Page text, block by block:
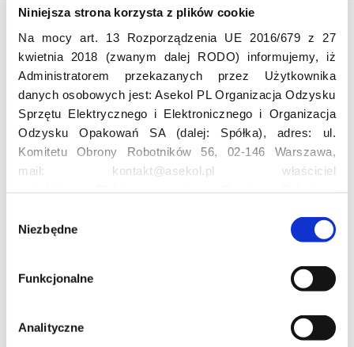
Niniejsza strona korzysta z plików cookie
Na mocy art. 13 Rozporządzenia UE 2016/679 z 27
kwietnia 2018 (zwanym dalej RODO) informujemy, iż
Administratorem przekazanych przez Użytkownika
danych osobowych jest: Asekol PL Organizacja Odzysku
Sprzętu Elektrycznego i Elektronicznego i Organizacja
Odzysku Opakowań SA (dalej: Spółka), adres: ul.
Komitetu Obrony Robotników 56, 02-146 Warszawa,
mail: kontakt@asekol.pl właściciel
Asekolove. Administrator przetwarza następujące dane
osobowe Użytkowników: imię, nazwisko, adres e-mail,
numer telefonu, miasto, preferencje Użytkownika,
lokalizacja, obszar zainteresowania, dane przetwarzane
reklamowy Użytkownika, lokalizacja, identyfikator
urządzenia, data i godzina korzystania z serwisu, dane
Niezbędne
Funkcjonalne
Analityczne
Odwiedź nas
Edukacja
Projekt edukacyjny F(RE)Ecykling – FREEducation
Profesjonalna i Bezpieczna Utylizacja Elektroodpadów